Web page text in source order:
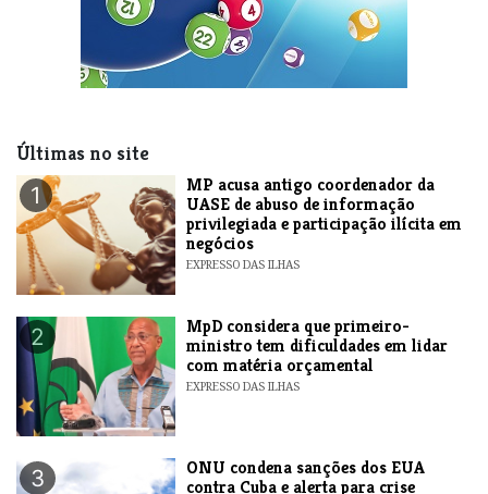
Últimas no site
1
MP acusa antigo coordenador da
UASE de abuso de informação
privilegiada e participação ilícita em
negócios
EXPRESSO DAS ILHAS
2
MpD considera que primeiro-
ministro tem dificuldades em lidar
com matéria orçamental
EXPRESSO DAS ILHAS
3
ONU condena sanções dos EUA
contra Cuba e alerta para crise